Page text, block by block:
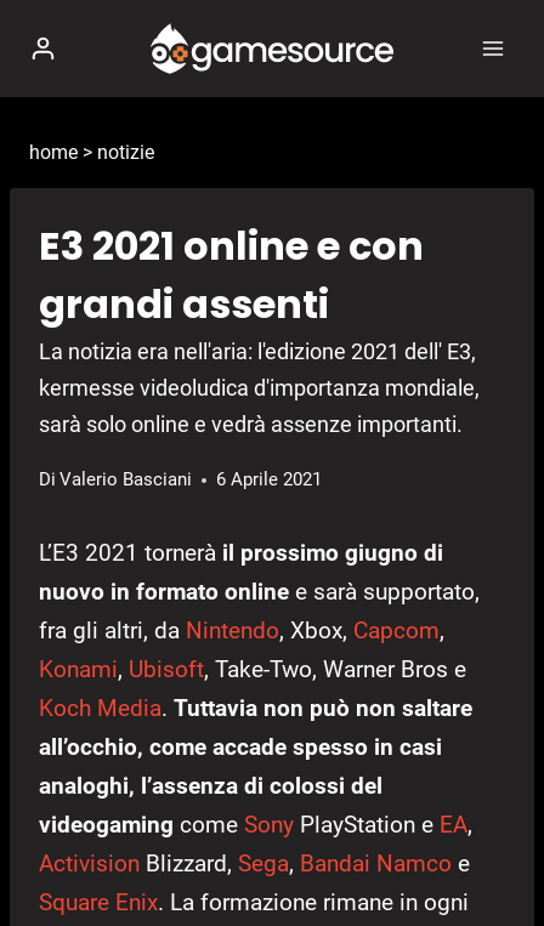
contenuto
home > notizie
E3 2021 online e con
grandi assenti
La notizia era nell'aria: l'edizione 2021 dell' E3,
kermesse videoludica d'importanza mondiale,
sarà solo online e vedrà assenze importanti.
Di Valerio Basciani 6 Aprile 2021
L’E3 2021 tornerà il prossimo giugno di
nuovo in formato online e sarà supportato,
fra gli altri, da Nintendo, Xbox, Capcom,
Konami, Ubisoft, Take-Two, Warner Bros e
Koch Media. Tuttavia non può non saltare
all’occhio, come accade spesso in casi
analoghi, l’assenza di colossi del
videogaming come Sony PlayStation e EA,
Activision Blizzard, Sega, Bandai Namco e
Square Enix. La formazione rimane in ogni